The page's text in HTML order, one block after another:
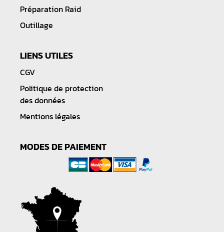
Préparation Raid
Outillage
LIENS UTILES
CGV
Politique de protection
des données
Mentions légales
MODES DE PAIEMENT